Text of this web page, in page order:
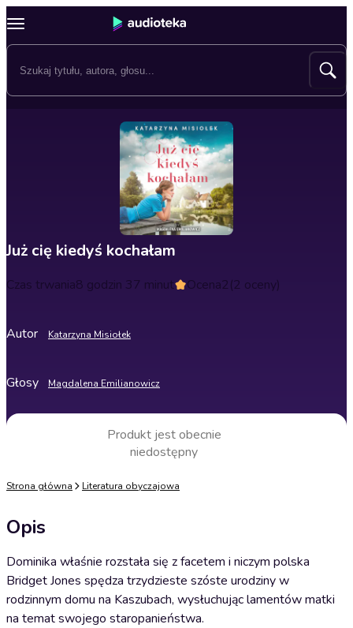
Już cię kiedyś kochałam
Czas trwania8 godzin 37 minut Ocena2(2 oceny)
Autor Katarzyna Misiołek
Głosy Magdalena Emilianowicz
Produkt jest obecnie
niedostępny
Strona główna Literatura obyczajowa
Opis
Dominika właśnie rozstała się z facetem i niczym polska
Bridget Jones spędza trzydzieste szóste urodziny w
rodzinnym domu na Kaszubach, wysłuchując lamentów matki
na temat swojego staropanieństwa.